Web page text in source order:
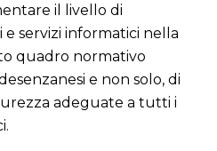
il livello di
servizi informatici nella
quadro normativo
e non solo, di
adeguate a tutti i